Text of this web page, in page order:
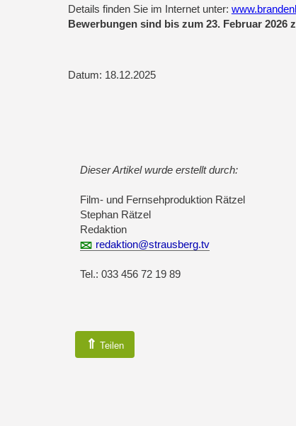
Details finden Sie im Internet unter:
Bewerbungen sind bis zum 23. Februar 2026
Datum: 18.12.2025
Dieser Artikel wurde erstellt durch:
Film- und Fernsehproduktion Rätzel
Stephan Rätzel
Redaktion
redaktion@strausberg.tv
Tel.: 033 456 72 19 89
⇑ Teilen